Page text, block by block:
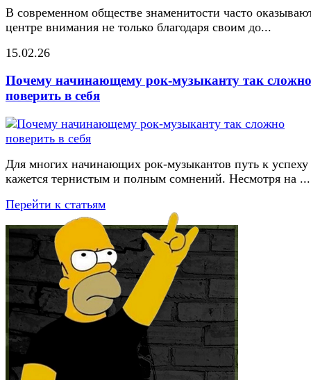
В современном обществе знаменитости часто
центре внимания не только благодаря своим до...
15.02.26
Почему начинающему рок-музыканту так сложно
поверить в себя
Для многих начинающих рок-музыкантов путь к успеху
кажется тернистым и полным сомнений. Несмотря на ...
Перейти к статьям